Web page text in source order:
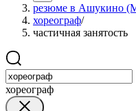
резюме в Ашукино
хореограф/
частичная занятость
хореограф